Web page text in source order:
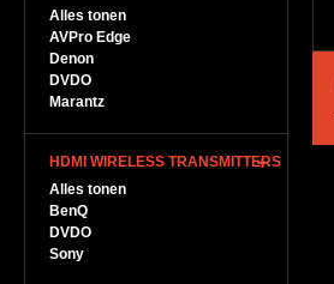
Alles tonen
AVPro Edge
Denon
DVDO
Marantz
HDMI WIRELESS TRANSMITTERS
Alles tonen
BenQ
DVDO
Sony